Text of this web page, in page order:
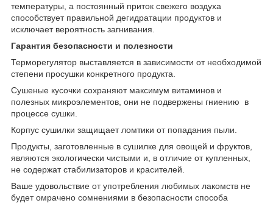
температуры, а постоянный приток свежего воздуха
способствует правильной дегидратации продуктов и
исключает вероятность загнивания.
Гарантия безопасности и полезности
Терморегулятор выставляется в зависимости от необходимой
степени просушки конкретного продукта.
Сушеные кусочки сохраняют максимум витаминов и
полезных микроэлементов, они не подвержены гниению в
процессе сушки.
Корпус сушилки защищает ломтики от попадания пыли.
Продукты, заготовленные в сушилке для овощей и фруктов,
являются экологически чистыми и, в отличие от купленных,
не содержат стабилизаторов и красителей.
Ваше удовольствие от употребления любимых лакомств не
будет омрачено сомнениями в безопасности способа